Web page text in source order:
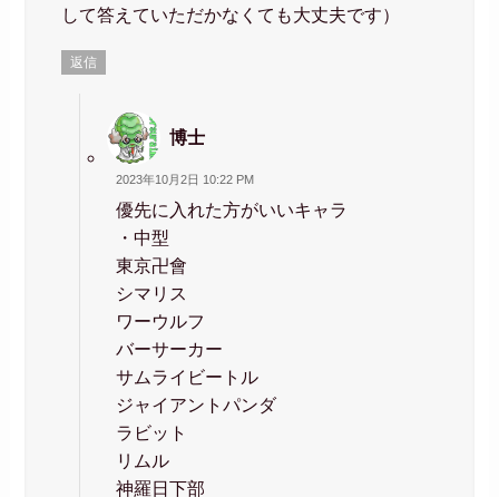
して答えていただかなくても大丈夫です）
返信
博士
2023年10月2日 10:22 PM
優先に入れた方がいいキャラ
・中型
東京卍會
シマリス
ワーウルフ
バーサーカー
サムライビートル
ジャイアントパンダ
ラビット
リムル
神羅日下部